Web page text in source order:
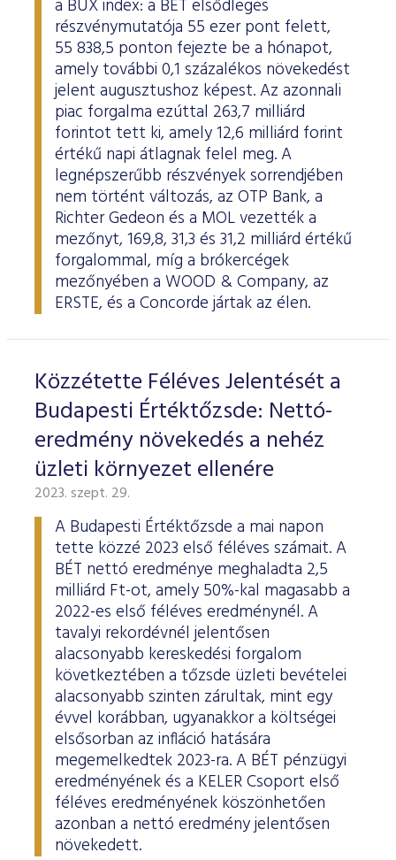
ESG Útmutató
a BUX index: a BÉT elsődleges
részvénymutatója 55 ezer pont felett,
55 838,5 ponton fejezte be a hónapot,
amely további 0,1 százalékos növekedést
jelent augusztushoz képest. Az azonnali
piac forgalma ezúttal 263,7 milliárd
forintot tett ki, amely 12,6 milliárd forint
értékű napi átlagnak felel meg. A
legnépszerűbb részvények sorrendjében
nem történt változás, az OTP Bank, a
Richter Gedeon és a MOL vezették a
mezőnyt, 169,8, 31,3 és 31,2 milliárd értékű
forgalommal, míg a brókercégek
mezőnyében a WOOD & Company, az
ERSTE, és a Concorde jártak az élen.
Közzétette Féléves Jelentését a
Budapesti Értéktőzsde: Nettó-
eredmény növekedés a nehéz
üzleti környezet ellenére
2023. szept. 29.
A Budapesti Értéktőzsde a mai napon
tette közzé 2023 első féléves számait. A
BÉT nettó eredménye meghaladta 2,5
milliárd Ft-ot, amely 50%-kal magasabb a
2022-es első féléves eredménynél. A
tavalyi rekordévnél jelentősen
alacsonyabb kereskedési forgalom
következtében a tőzsde üzleti bevételei
alacsonyabb szinten zárultak, mint egy
évvel korábban, ugyanakkor a költségei
elsősorban az infláció hatására
megemelkedtek 2023-ra. A BÉT pénzügyi
eredményének és a KELER Csoport első
féléves eredményének köszönhetően
azonban a nettó eredmény jelentősen
növekedett.